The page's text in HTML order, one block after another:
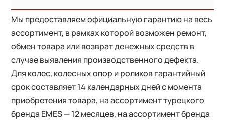
Мы предоставляем официальную гарантию на весь
ассортимент, в рамках которой возможен ремонт,
обмен товара или возврат денежных средств в
случае выявления производственного дефекта.
Для колес, колесных опор и роликов гарантийный
срок составляет 14 календарных дней с момента
приобретения товара, на ассортимент турецкого
бренда EMES — 12 месяцев, на ассортимент бренда